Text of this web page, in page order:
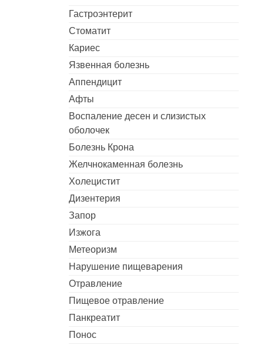
Гастроэнтерит
Стоматит
Кариес
Язвенная болезнь
Аппендицит
Афты
Воспаление десен и слизистых
оболочек
Болезнь Крона
Желчнокаменная болезнь
Холецистит
Дизентерия
Запор
Изжога
Метеоризм
Нарушение пищеварения
Отравление
Пищевое отравление
Панкреатит
Понос